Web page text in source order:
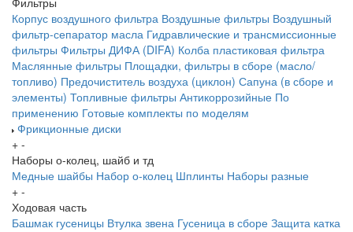
Корпус воздушного фильтра Воздушные фильтры Воздушный
фильтр-сепаратор масла Гидравлические и трансмиссионные
фильтры Фильтры ДИФА (DIFA) Колба пластиковая фильтра
Маслянные фильтры Площадки, фильтры в сборе (масло/
топливо) Предочиститель воздуха (циклон) Сапуна (в сборе и
элементы) Топливные фильтры Антикоррозийные По
применению Готовые комплекты по моделям
Фрикционные диски
+ -
Наборы о-колец, шайб и тд
Медные шайбы Набор о-колец Шплинты Наборы разные
+ -
Ходовая часть
Башмак гусеницы Втулка звена Гусеница в сборе Защита катка